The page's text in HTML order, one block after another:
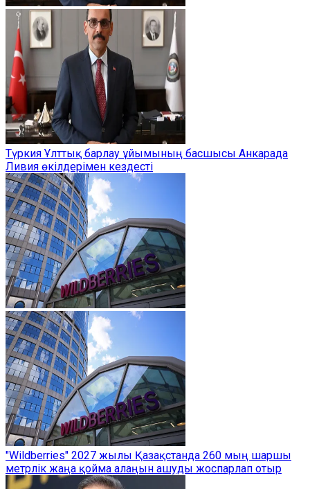
Түркия Ұлттық барлау ұйымының басшысы Анкарада
Ливия өкілдерімен кездесті
"Wildberries" 2027 жылы Қазақстанда 260 мың шаршы
метрлік жаңа қойма алаңын ашуды жоспарлап отыр